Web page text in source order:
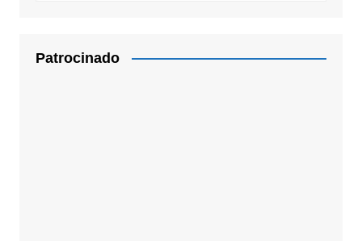
Patrocinado